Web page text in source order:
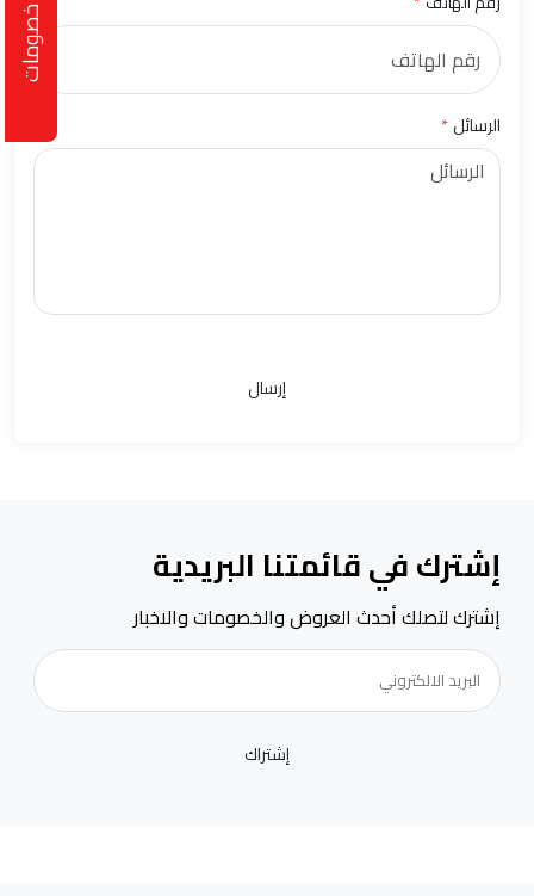
خصومات
الرسائل*
إرسال
إشترك في قائمتنا البريدية
إشترك لتصلك أحدث العروض والخصومات والاخبار
إشتراك